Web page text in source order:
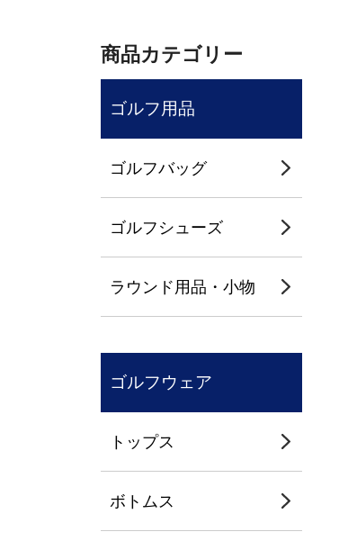
商品カテゴリー
ゴルフ用品
ゴルフバッグ
ゴルフシューズ
ラウンド用品・小物
ゴルフウェア
トップス
ボトムス